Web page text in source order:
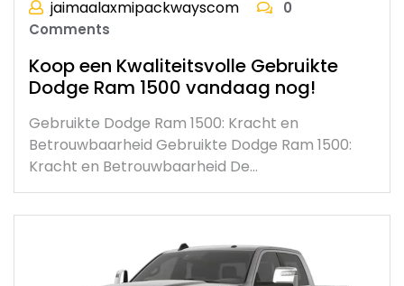
jaimaalaxmipackwayscom
0
Comments
Koop een Kwaliteitsvolle Gebruikte
Dodge Ram 1500 vandaag nog!
Gebruikte Dodge Ram 1500: Kracht en
Betrouwbaarheid Gebruikte Dodge Ram 1500:
Kracht en Betrouwbaarheid De…